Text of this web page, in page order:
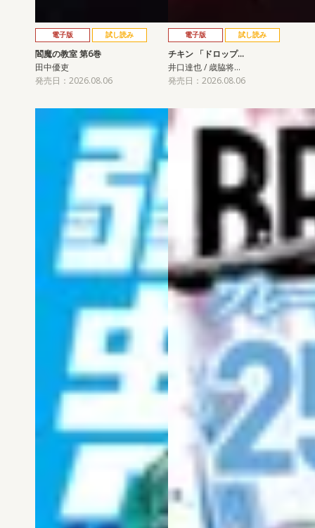
電子版 試し読み
閻魔の教室 第6巻
田中優吏
発売日：2026.08.06
電子版 試し読み
チキン 「ドロップ…
井口達也 / 歳脇将…
発売日：2026.08.06